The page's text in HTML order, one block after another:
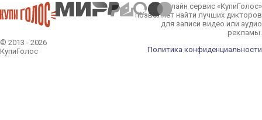
© 2013 - 2026
КупиГолос
Онлайн сервис «КупиГолос»
позволяет найти лучших дикторов
для записи видео или аудио
рекламы.
Политика конфиденциальности